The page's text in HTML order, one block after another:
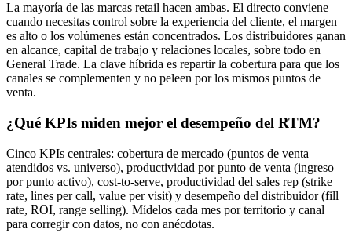
La mayoría de las marcas retail hacen ambas. El directo conviene
cuando necesitas control sobre la experiencia del cliente, el margen
es alto o los volúmenes están concentrados. Los distribuidores ganan
en alcance, capital de trabajo y relaciones locales, sobre todo en
General Trade. La clave híbrida es repartir la cobertura para que los
canales se complementen y no peleen por los mismos puntos de
venta.
¿Qué KPIs miden mejor el desempeño del RTM?
Cinco KPIs centrales: cobertura de mercado (puntos de venta
atendidos vs. universo), productividad por punto de venta (ingreso
por punto activo), cost-to-serve, productividad del sales rep (strike
rate, lines per call, value per visit) y desempeño del distribuidor (fill
rate, ROI, range selling). Mídelos cada mes por territorio y canal
para corregir con datos, no con anécdotas.